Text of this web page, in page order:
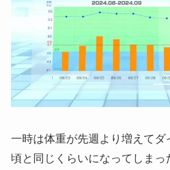
一時は体重が先週より増えてダ
頃と同じくらいになってしまっ